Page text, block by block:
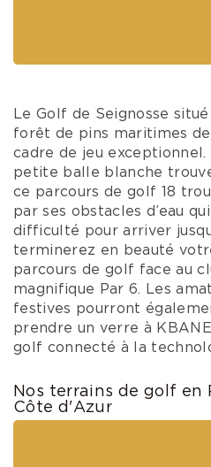
Le Golf de Seignosse
forêt de pins maritimes
cadre de jeu exceptionnel.
petite balle blanche
ce parcours de golf 18
par ses obstacles d’eau
difficulté pour arriver
terminerez en beauté
parcours de golf face au
magnifique Par 6. Les
festives pourront
prendre un verre à
golf connecté à la
Nos terrains de golf en
Côte d'Azur